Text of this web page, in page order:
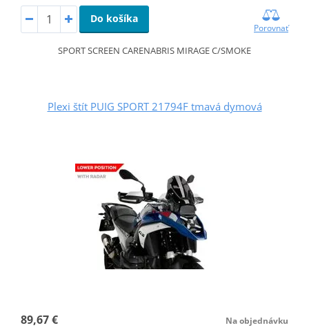
Do košíka
Porovnať
SPORT SCREEN CARENABRIS MIRAGE C/SMOKE
Plexi štít PUIG SPORT 21794F tmavá dymová
89,67 € Na objednávku